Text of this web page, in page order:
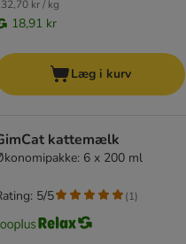
kr / kg
18,91 kr
Læg i kurv
kattemælk
6 x 200 ml
5/5 (1)